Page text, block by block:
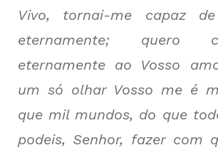
Vivo, tornai-me capaz
eternamente; quero
eternamente ao Vosso
um só olhar Vosso me é
que mil mundos, do que
podeis, Senhor, fazer com